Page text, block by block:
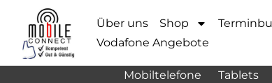
Über uns Shop
Vodafone Angebote
Mobiltelefone Tablets